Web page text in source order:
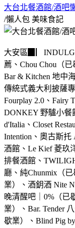
大台北餐酒館/酒吧
/懶人包 美味食記
大安區
薦、Chou Chou（
Bar & Kitchen 地中
傳統式義大利披薩專
Fourplay 2.0、Fairy
DONKEY 野驢小餐
d'Italia、Closet
Intention、奧古斯
酒館、Le Kief 菱玖
排餐酒館、
廳、純Chunmix（
業）、酒鈅酒 Nite
晚清醒吧｜0%（已
業）、Bar. Tender
歇業）、Blind Pig